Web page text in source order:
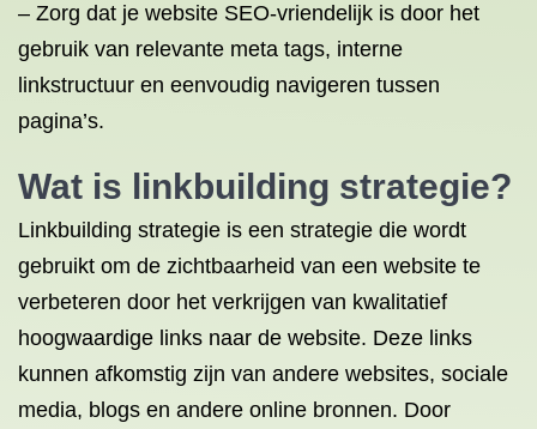
– Zorg dat je website SEO-vriendelijk is door het
gebruik van relevante meta tags, interne
linkstructuur en eenvoudig navigeren tussen
pagina’s.
Wat is linkbuilding strategie?
Linkbuilding strategie is een strategie die wordt
gebruikt om de zichtbaarheid van een website te
verbeteren door het verkrijgen van kwalitatief
hoogwaardige links naar de website. Deze links
kunnen afkomstig zijn van andere websites, sociale
media, blogs en andere online bronnen. Door